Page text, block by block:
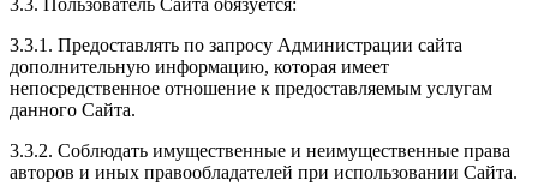
3.3.1. Предоставлять по запросу Администрации сайта
дополнительную информацию, которая имеет
непосредственное отношение к предоставляемым услугам
данного Сайта.
3.3.2. Соблюдать имущественные и неимущественные права
авторов и иных правообладателей при использовании Сайта.